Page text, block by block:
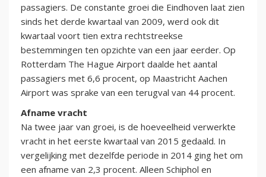
passagiers. De constante groei die Eindhoven laat zien
sinds het derde kwartaal van 2009, werd ook dit
kwartaal voort tien extra rechtstreekse
bestemmingen ten opzichte van een jaar eerder. Op
Rotterdam The Hague Airport daalde het aantal
passagiers met 6,6 procent, op Maastricht Aachen
Airport was sprake van een terugval van 44 procent.
Afname vracht
Na twee jaar van groei, is de hoeveelheid verwerkte
vracht in het eerste kwartaal van 2015 gedaald. In
vergelijking met dezelfde periode in 2014 ging het om
een afname van 2,3 procent. Alleen Schiphol en